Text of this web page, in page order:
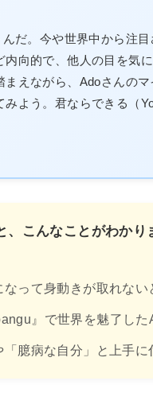
だ。今や世界中から注
内向的で、他人の目を気
まえながら、Adoさんの
みよう。君ならできる（
、こんなことがわかり
なって身動きが取れない
』で世界を魅了し
「臆病な自分」と上手